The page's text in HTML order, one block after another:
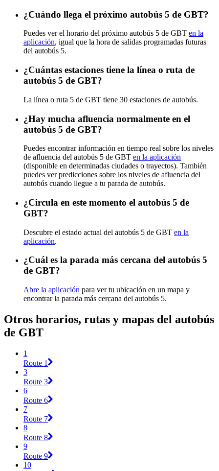
¿Cuándo llega el próximo autobús 5 de GBT?
Puedes ver el horario del próximo autobús 5 de GBT en la
aplicación, igual que la hora de salidas programadas futuras
del autobús 5.
¿Cuántas estaciones tiene la línea o ruta de
autobús 5 de GBT?
La línea o ruta 5 de GBT tiene 30 estaciones de autobús.
¿Hay mucha afluencia normalmente en el
autobús 5 de GBT?
Puedes encontrar información en tiempo real sobre los niveles
de afluencia del autobús 5 de GBT en la aplicación
(disponible en determinadas ciudades o trayectos). También
puedes ver predicciones sobre los niveles de afluencia del
autobús cuando llegue a tu parada de autobús.
¿Circula en este momento el autobús 5 de
GBT?
Descubre el estado actual del autobús 5 de GBT en la
aplicación.
¿Cuál es la parada más cercana del autobús 5
de GBT?
Abre la aplicación para ver tu ubicación en un mapa y
encontrar la parada más cercana del autobús 5.
Otros horarios, rutas y mapas del autobús
de GBT
1
Route 1
3
Route 3
6
Route 6
7
Route 7
8
Route 8
9
Route 9
10